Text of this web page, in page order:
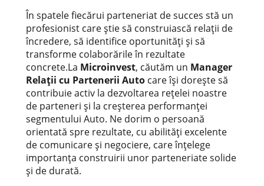
În spatele fiecărui parteneriat de succes stă un
profesionist care știe să construiască relații de
încredere, să identifice oportunități și să
transforme colaborările în rezultate
concrete.La Microinvest, căutăm un Manager
Relații cu Partenerii Auto care își dorește să
contribuie activ la dezvoltarea rețelei noastre
de parteneri și la creșterea performanței
segmentului Auto. Ne dorim o persoană
orientată spre rezultate, cu abilități excelente
de comunicare și negociere, care înțelege
importanța construirii unor parteneriate solide
și de durată.